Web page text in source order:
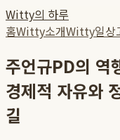
Witty의 하루
홈Witty소개Witty일상
주언규PD의 역
경제적 자유와
길